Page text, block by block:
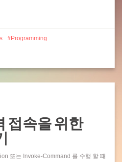
Programming
접속을 위한
또는 Invoke-Command 를 수행 할 때